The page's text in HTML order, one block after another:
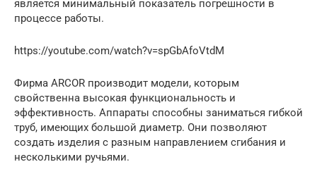
является минимальный показатель погрешности в
процессе работы.
https://youtube.com/watch?v=spGbAfoVtdM
Фирма ARCOR производит модели, которым
свойственна высокая функциональность и
эффективность. Аппараты способны заниматься гибкой
труб, имеющих большой диаметр. Они позволяют
создать изделия с разным направлением сгибания и
несколькими ручьями.